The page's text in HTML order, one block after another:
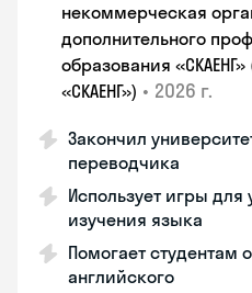
некоммерческая
дополнительного
образования
«СКАЕНГ») • 2026 г.
Закончил
переводчика
Использует игры для
изучения языка
Помогает студентам
английского